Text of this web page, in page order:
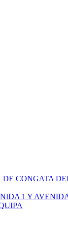
CONGATA
1 Y